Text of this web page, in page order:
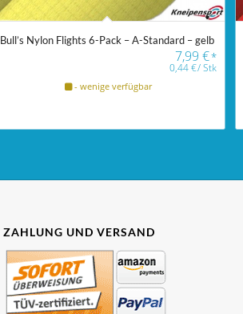
Bull’s Nylon Flights 6-Pack – A-Standard – gelb
7,99 €*
0,44€/Stk
- wenige verfügbar
ZAHLUNG UND VERSAND